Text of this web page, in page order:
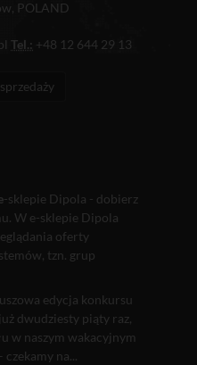
POLAND
Tel.: +48 12 644 29 13
-sklepie Dipola - dobierz
W e-sklepie Dipola
oferty
tzn. grup
edycja konkursu
dwudziesty piąty raz,
w naszym wakacyjnym
na...